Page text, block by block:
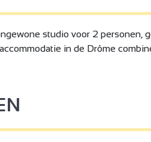
studio voor 2 personen,
in de Drôme
2